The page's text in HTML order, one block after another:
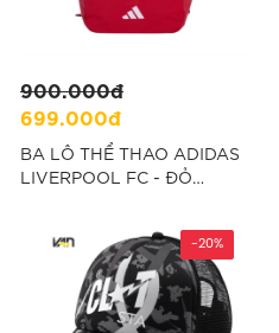
900.000đ
699.000đ
BA LÔ THỂ THAO ADIDAS
LIVERPOOL FC - ĐỎ
-20%